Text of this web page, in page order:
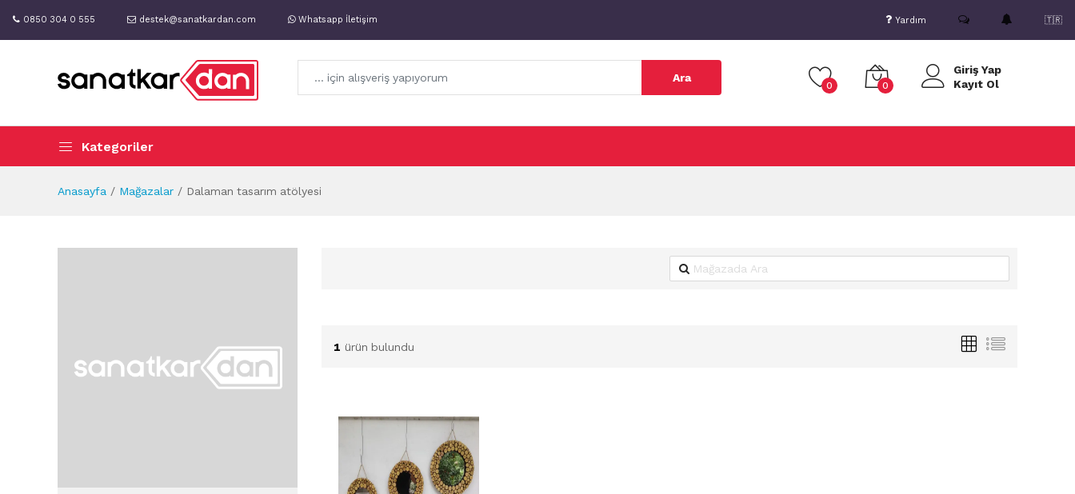
0850 304 0 555 destek@sanatkardan.com Whatsapp İletişim Yardım 🇹🇷
Ara
0 0
Giriş Yap
Kayıt Ol
Kategoriler
Anasayfa Mağazalar Dalaman tasarım atölyesi
1 ürün bulundu